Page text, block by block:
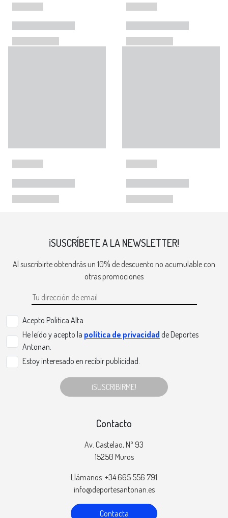
¡SUSCRÍBETE A LA NEWSLETTER!
Al suscribirte obtendrás un 10% de descuento no acumulable con
otras promociones
Acepto Politica Alta
He leído y acepto la política de privacidad de Deportes
Antonan.
Estoy interesado en recibir publicidad.
¡SUSCRIBIRME!
Contacto
Av. Castelao, Nº 93
15250 Muros
Llámanos: +34 665 556 791
info@deportesantonan.es
Contacta